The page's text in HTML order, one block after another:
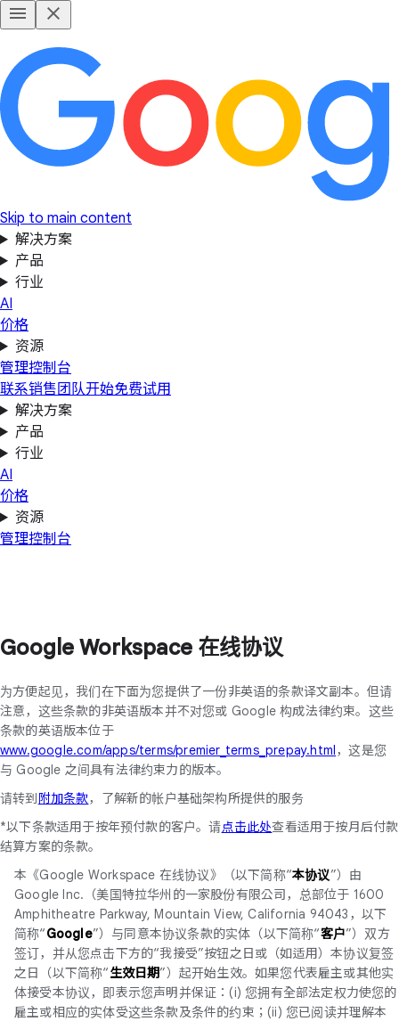
Skip to main content
解决方案
产品
行业
AI
价格
资源
管理控制台
联系销售团队开始免费试用
解决方案
产品
行业
AI
价格
资源
管理控制台
Google Workspace 在线协议
为方便起见，我们在下面为您提供了一份非英语的条款译文副本。但请
注意，这些条款的非英语版本并不对您或 Google 构成法律约束。这些
条款的英语版本位于
www.google.com/apps/terms/premier_terms_prepay.html ，这是您
与 Google 之间具有法律约束力的版本。
请转到附加条款，了解新的帐户基础架构所提供的服务
*以下条款适用于按年预付款的客户。请点击此处查看适用于按月后付款
结算方案的条款。
本《Google Workspace 在线协议》（以下简称“本协议”）由
Google Inc.（美国特拉华州的一家股份有限公司，总部位于 1600
Amphitheatre Parkway, Mountain View, California 94043，以下
简称“Google”）与同意本协议条款的实体（以下简称“客户”）双方
签订，并从您点击下方的“我接受”按钮之日或（如适用）本协议复签
之日（以下简称“生效日期”）起开始生效。如果您代表雇主或其他实
体接受本协议，即表示您声明并保证：(i) 您拥有全部法定权力使您的
雇主或相应的实体受这些条款及条件的约束；(ii) 您已阅读并理解本